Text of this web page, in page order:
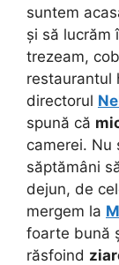
suntem
și să lucrăm
trezeam,
restaurantul
directorul
spună că
camerei. Nu
săptămâni
dejun, de
mergem la
foarte bună
răsfoind